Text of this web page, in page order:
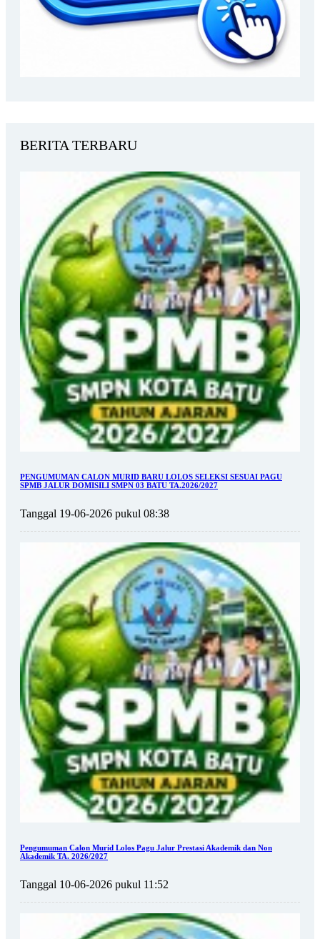
BERITA TERBARU
PENGUMUMAN CALON MURID BARU LOLOS SELEKSI SESUAI PAGU
SPMB JALUR DOMISILI SMPN 03 BATU TA.2026/2027
Tanggal 19-06-2026 pukul 08:38
Pengumuman Calon Murid Lolos Pagu Jalur Prestasi Akademik dan Non
Akademik TA. 2026/2027
Tanggal 10-06-2026 pukul 11:52